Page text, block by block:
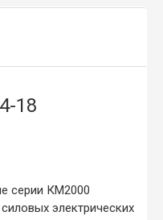
18
серии КМ2000
электрических